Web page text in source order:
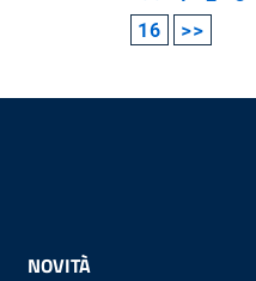
16
>>
NOVITÀ